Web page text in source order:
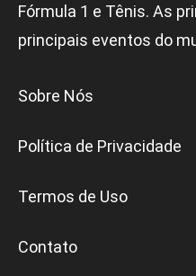
Fórmula 1 e Tênis. As
principais eventos do
Sobre Nós
Política de Privacidade
Termos de Uso
Contato